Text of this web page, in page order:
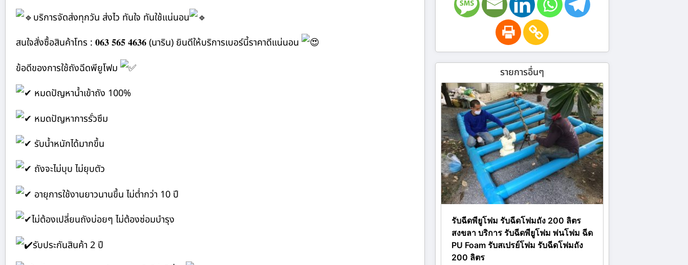
บริการจัดส่งทุกวัน ส่งไว ทันใจ ทันใช้แน่นอน
สนใจสั่งซื้อสินค้าโทร : 𝟎𝟔𝟑 𝟓𝟔𝟓 𝟒𝟔𝟑𝟔 (นาริน) ยินดีให้บริการเบอร์นี้ราคาดีแน่นอน
ข้อดีของการใช้ถังฉีดพียูโฟม
หมดปัญหาน้ำเข้าถัง 100%
หมดปัญหาการรั่วซึม
รับน้ำหนักได้มากขึ้น
ถังจะไม่บุบ ไม่ยุบตัว
อายุการใช้งานยาวนานขึ้น ไม่ต่ำกว่า 10 ปี
ไม่ต้องเปลี่ยนถังบ่อยๆ ไม่ต้องซ่อมบำรุง
รับประกันสินค้า 2 ปี
รายการอื่นๆ
รับฉีดพียูโฟม รับฉีดโฟมถัง 200 ลิตร
สงขลา บริการ รับฉีดพียูโฟม พ่นโฟม ฉีด
PU Foam รับสเปรย์โฟม รับฉีดโฟมถัง
200 ลิตร